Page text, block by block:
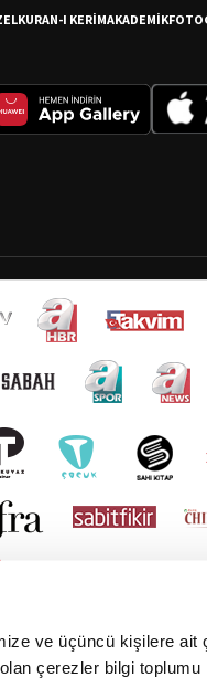
ve üçüncü kişilere ait
çerezler bilgi toplumu
KURAN-I KERİMAKADEMİK